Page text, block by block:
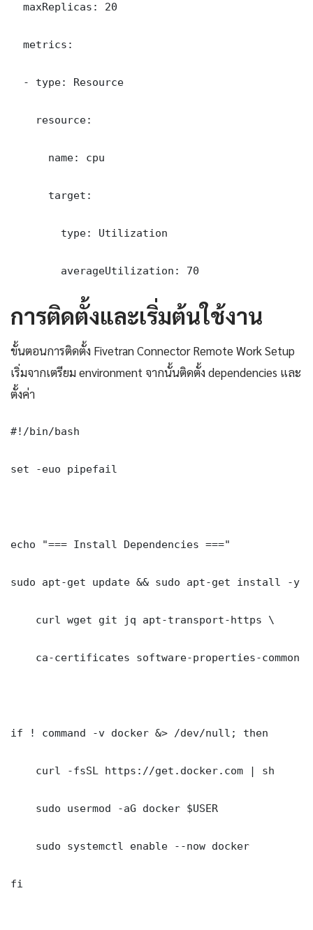
  maxReplicas: 20
  metrics:
  - type: Resource
    resource:
      name: cpu
      target:
        type: Utilization
        averageUtilization: 70
การติดตั้งและเริ่มต้นใช้งาน
ขั้นตอนการติดตั้ง Fivetran Connector Remote Work Setup
เริ่มจากเตรียม environment จากนั้นติดตั้ง dependencies และ
ตั้งค่า
#!/bin/bash
set -euo pipefail
echo "=== Install Dependencies ==="
sudo apt-get update && sudo apt-get install -y \
    curl wget git jq apt-transport-https \
ca-certificates software-properties-common
if ! command -v docker &> /dev/null; then
    curl -fsSL https://get.docker.com | sh
    sudo usermod -aG docker $USER
    sudo systemctl enable --now docker
fi